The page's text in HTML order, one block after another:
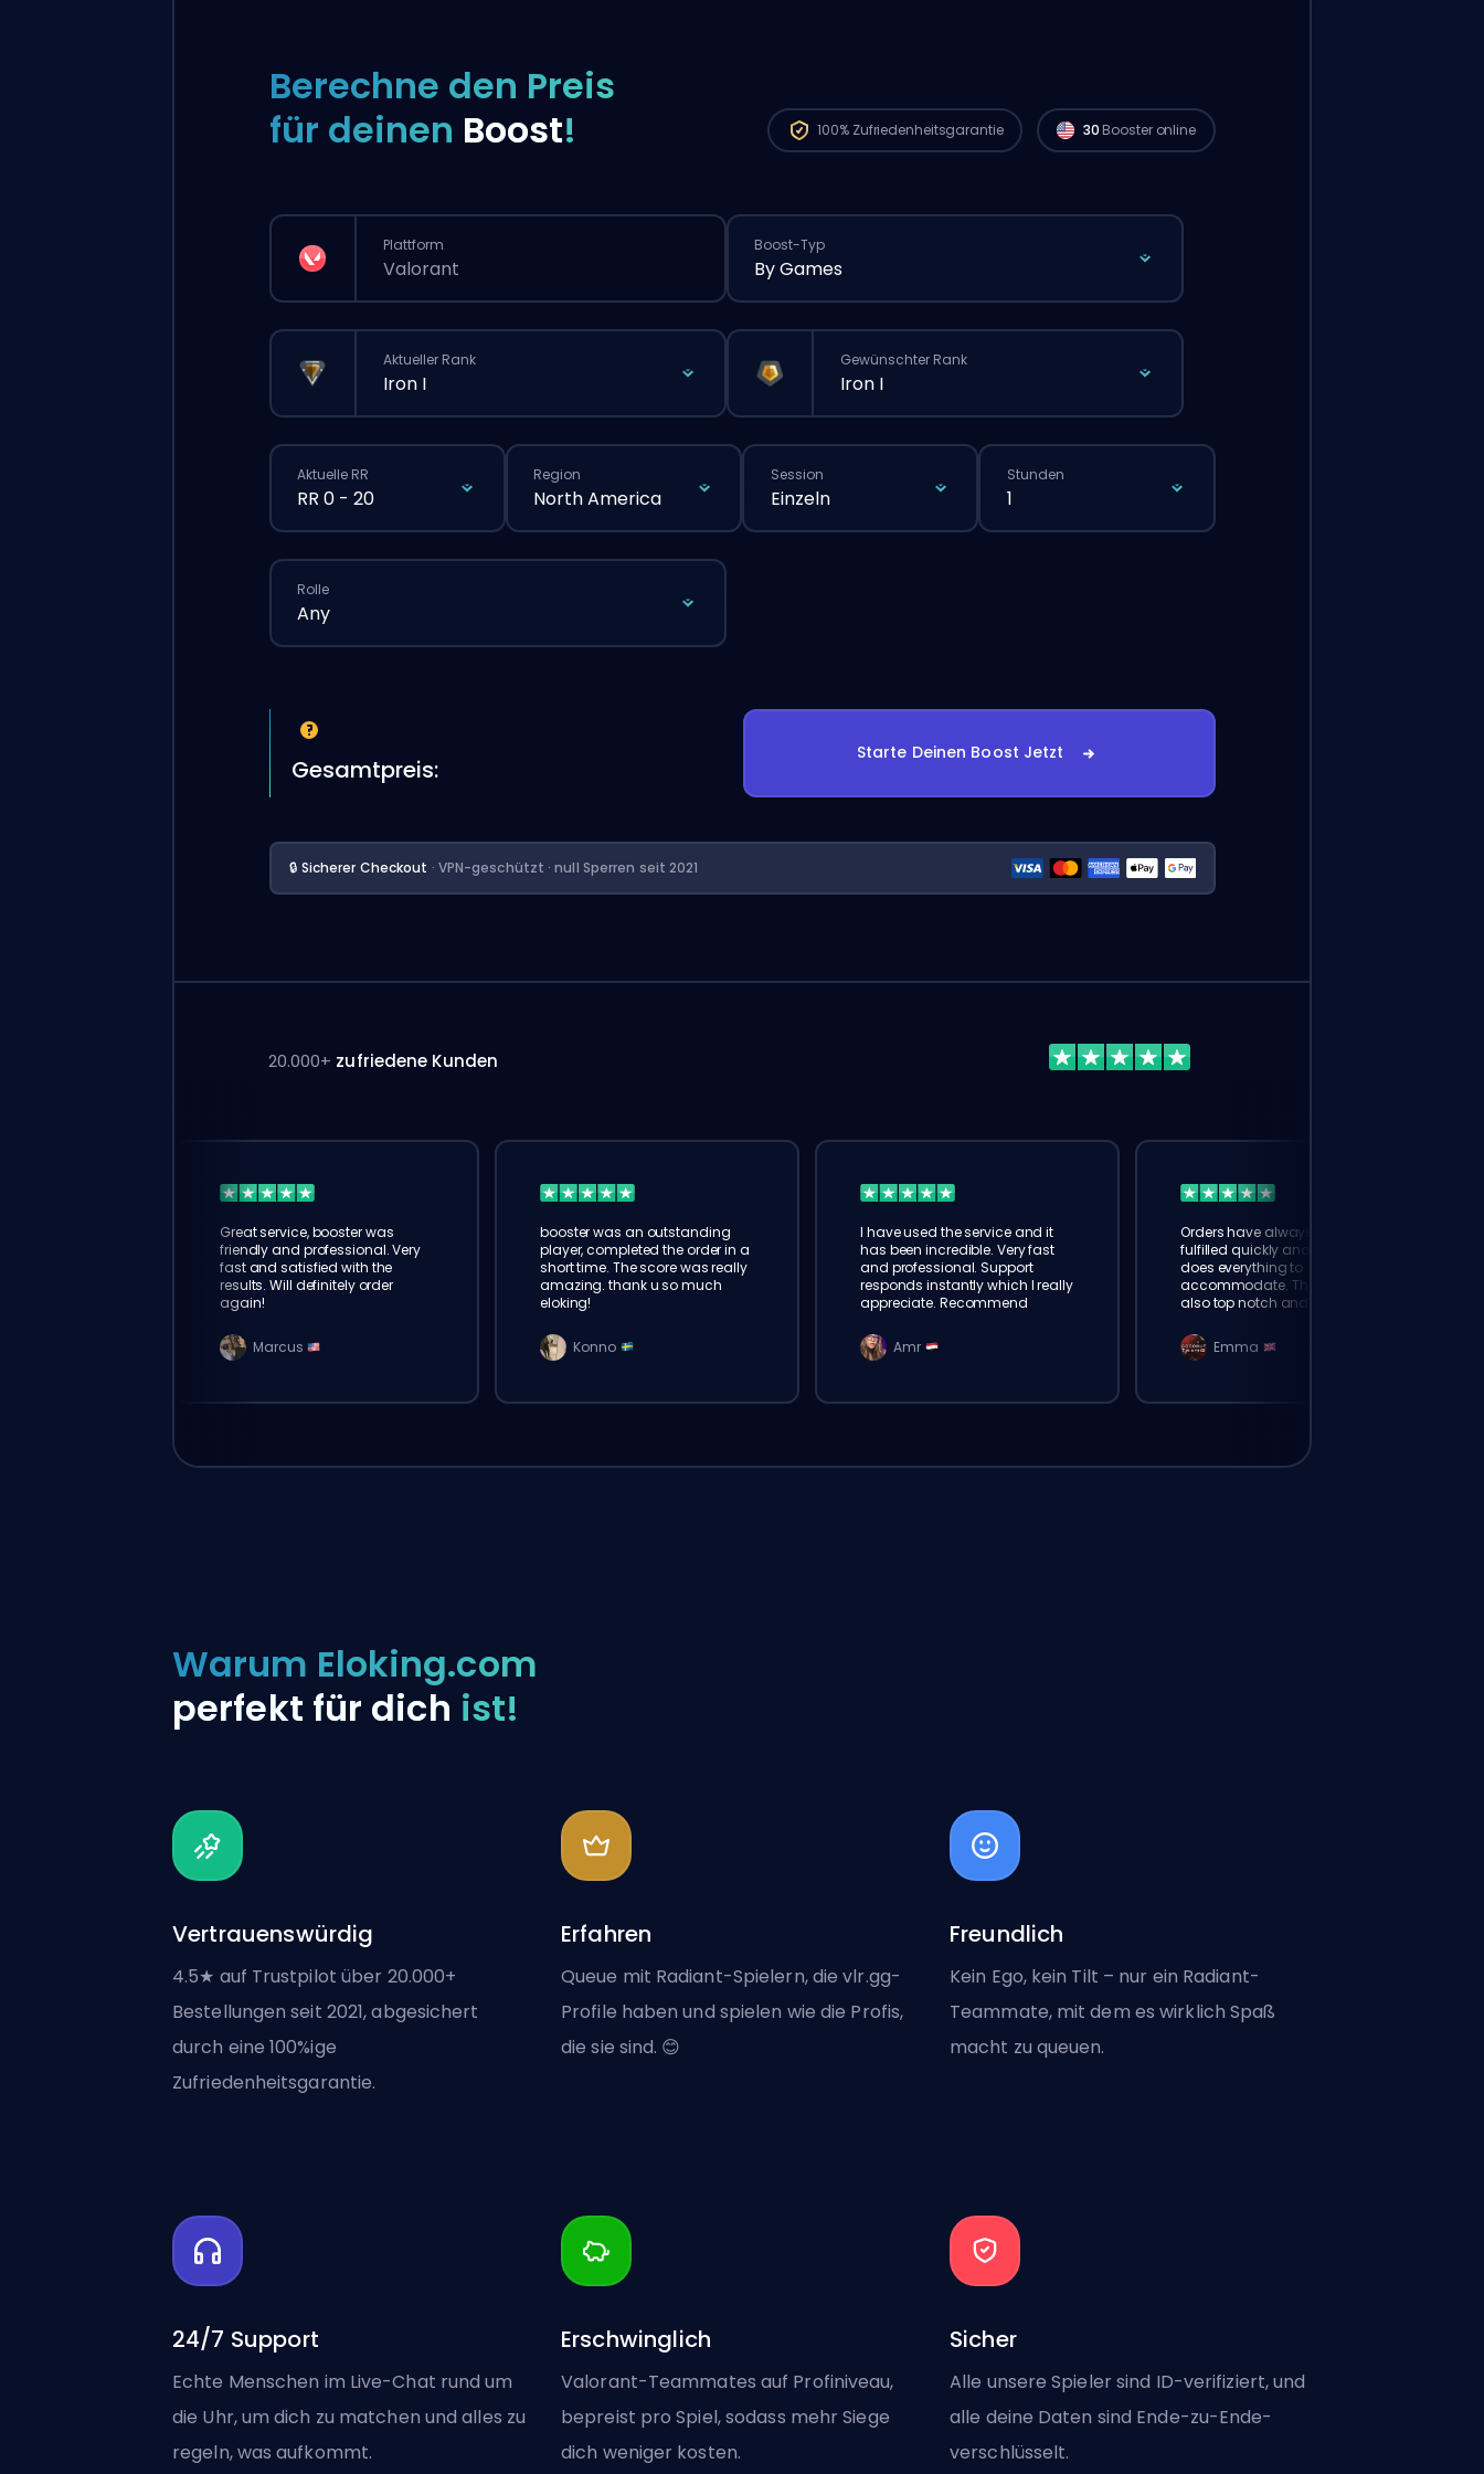
Berechne den Preis
für deinen Boost! 100% Zufriedenheitsgarantie 30 Booster online
Plattform
Valorant
Boost-Typ
By Games
Aktueller Rank
Iron I
Gewünschter Rank
Iron I
Aktuelle RR
RR 0 - 20
Region
North America
Session
Einzeln
Stunden
1
Rolle
Any
Gesamtpreis:
Starte Deinen Boost Jetzt
🔒 Sicherer Checkout · VPN-geschützt · null Sperren seit 2021
20.000+ zufriedene Kunden
Great service, booster was
friendly and professional. Very
fast and satisfied with the
results. Will definitely order
again!
Marcus
booster was an outstanding
player, completed the order in a
short time. The score was really
amazing. thank u so much
eloking!
Konno
I have used the service and it
has been incredible. Very fast
and professional. Support
responds instantly which I really
appreciate. Recommend
Amr
Orders have always been
fulfilled quickly and booster
does everything to
accommodate. The support is
also top notch and responds
elokingEmma
Warum Eloking.com
perfekt für dich ist!
Vertrauenswürdig
4.5★ auf Trustpilot über 20.000+
Bestellungen seit 2021, abgesichert
durch eine 100%ige
Zufriedenheitsgarantie.
Erfahren
Queue mit Radiant-Spielern, die vlr.gg-
Profile haben und spielen wie die Profis,
die sie sind. 😊
Freundlich
Kein Ego, kein Tilt – nur ein Radiant-
Teammate, mit dem es wirklich Spaß
macht zu queuen.
24/7 Support
Echte Menschen im Live-Chat rund um
die Uhr, um dich zu matchen und alles zu
regeln, was aufkommt.
Erschwinglich
Valorant-Teammates auf Profiniveau,
bepreist pro Spiel, sodass mehr Siege
dich weniger kosten.
Sicher
Alle unsere Spieler sind ID-verifiziert, und
alle deine Daten sind Ende-zu-Ende-
verschlüsselt.